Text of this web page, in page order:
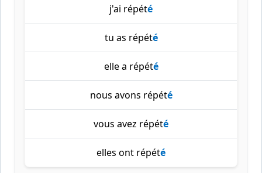
j'ai répété
tu as répété
elle a répété
nous avons répété
vous avez répété
elles ont répété